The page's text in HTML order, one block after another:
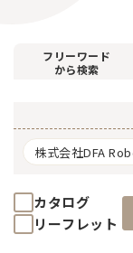
フリーワード
から検索
株式会社DFA
カタログ
リーフレット